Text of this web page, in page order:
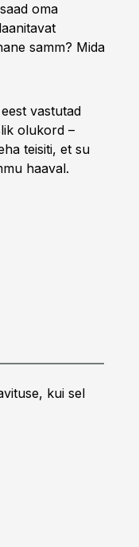
oma
samm? Mida
vastutad
olukord –
teisiti, et su
haaval.
kui sel